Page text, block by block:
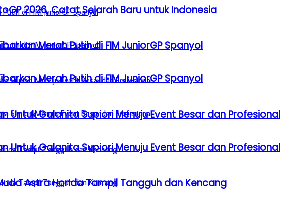
Merah Putih di FIM JuniorGP Spanyol
Untuk Galanita Supiori Menuju Event Besar dan Profesional
Astra Honda Tampil Tangguh dan Kencang
2026, Catat Sejarah Baru untuk Indonesia
Merah Putih di FIM JuniorGP Spanyol
Untuk Galanita Supiori Menuju Event Besar dan Profesional